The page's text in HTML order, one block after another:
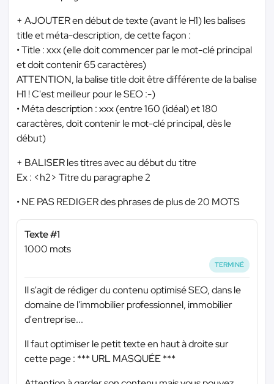
+ AJOUTER en début de texte (avant le H1) les balises
title et méta-description, de cette façon :
• Title : xxx (elle doit commencer par le mot-clé principal
et doit contenir 65 caractères)
ATTENTION, la balise title doit être différente de la balise
H1 ! C'est meilleur pour le SEO :-)
• Méta description : xxx (entre 160 (idéal) et 180
caractères, doit contenir le mot-clé principal, dès le
début)
+ BALISER les titres avec au début du titre
Ex : <h2> Titre du paragraphe 2
• NE PAS REDIGER des phrases de plus de 20 MOTS
Texte #1
1000 mots
TERMINÉ
Il s'agit de rédiger du contenu optimisé SEO, dans le
domaine de l'immobilier professionnel, immobilier
d'entreprise...
Il faut optimiser le petit texte en haut à droite sur
cette page : *** URL MASQUÉE ***